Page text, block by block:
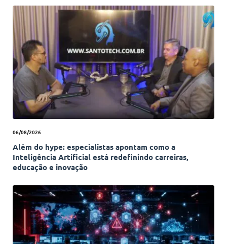
06/08/2026
Além do hype: especialistas apontam como a
Inteligência Artificial está redefinindo carreiras,
educação e inovação